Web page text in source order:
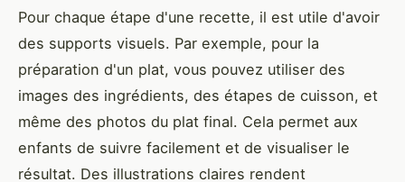
Pour chaque étape d'une recette, il est utile d'avoir
des supports visuels. Par exemple, pour la
préparation d'un plat, vous pouvez utiliser des
images des ingrédients, des étapes de cuisson, et
même des photos du plat final. Cela permet aux
enfants de suivre facilement et de visualiser le
résultat. Des illustrations claires rendent